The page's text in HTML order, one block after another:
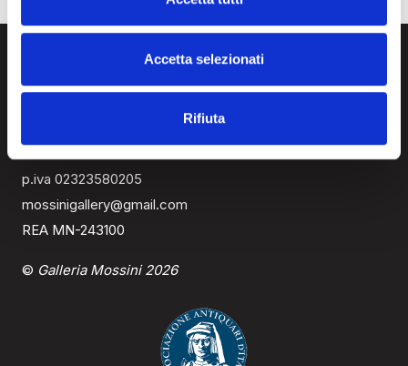
Accetta selezionati
Rifiuta
p.iva 02323580205
mossinigallery@gmail.com
REA MN-243100
© Galleria Mossini 2026